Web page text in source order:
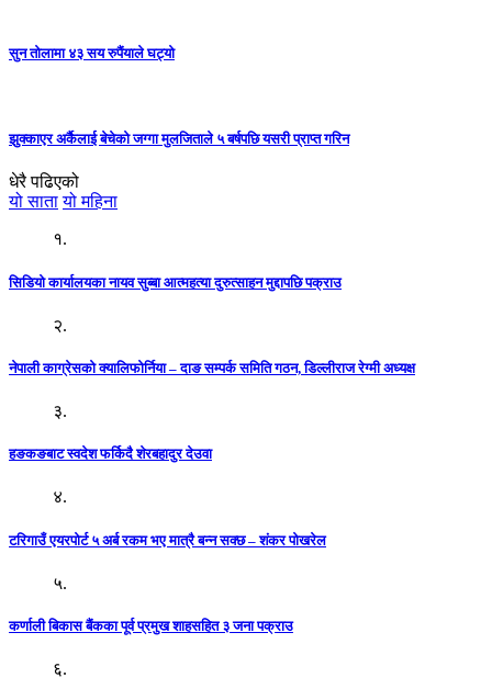
सुन तोलामा ४३ सय रुपैंयाले घट्यो
झुक्काएर अर्कैलाई बेचेको जग्गा मुलजिताले ५ बर्षपछि यसरी प्राप्त गरिन
धेरै पढिएको
यो साता यो महिना
१.
सिडियो कार्यालयका नायव सुब्बा आत्महत्या दुरुत्साहन मुद्दापछि पक्राउ
२.
नेपाली काग्रेसको क्यालिफोर्निया – दाङ सम्पर्क समिति गठन, डिल्लीराज रेग्मी अध्यक्ष
३.
हङकङबाट स्वदेश फर्किदै शेरबहादुर देउवा
४.
टरिगाउँ एयरपोर्ट ५ अर्ब रकम भए मात्रै बन्न सक्छ – शंकर पोखरेल
५.
कर्णाली बिकास बैंकका पूर्व प्रमुख शाहसहित ३ जना पक्राउ
६.